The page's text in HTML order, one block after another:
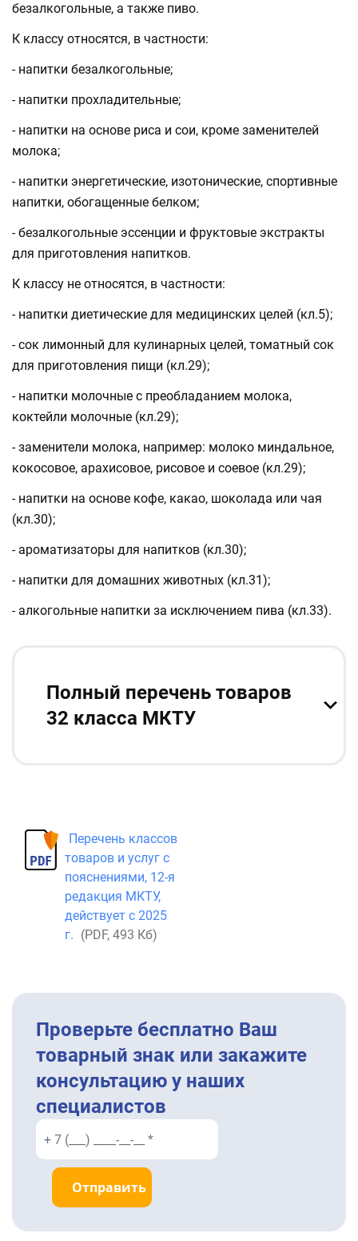
безалкогольные, а также пиво.
К классу относятся, в частности:
- напитки безалкогольные;
- напитки прохладительные;
- напитки на основе риса и сои, кроме заменителей
молока;
- напитки энергетические, изотонические, спортивные
напитки, обогащенные белком;
- безалкогольные эссенции и фруктовые экстракты
для приготовления напитков.
К классу не относятся, в частности:
- напитки диетические для медицинских целей (кл.5);
- сок лимонный для кулинарных целей, томатный сок
для приготовления пищи (кл.29);
- напитки молочные с преобладанием молока,
коктейли молочные (кл.29);
- заменители молока, например: молоко миндальное,
кокосовое, арахисовое, рисовое и соевое (кл.29);
- напитки на основе кофе, какао, шоколада или чая
(кл.30);
- ароматизаторы для напитков (кл.30);
- напитки для домашних животных (кл.31);
- алкогольные напитки за исключением пива (кл.33).
Полный перечень товаров
32 класса МКТУ
Перечень классов
товаров и услуг с
пояснениями, 12-я
редакция МКТУ,
действует с 2025
г. (PDF, 493 Кб)
Проверьте бесплатно Ваш
товарный знак или закажите
консультацию у наших
специалистов
Отправить